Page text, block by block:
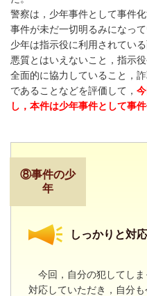
警察は，少年事件として事件
事件が未だ一切明るみになっ
少年は指示役に利用されてい
悪質とはいえないこと，指示
全面的に協力していること，
であることなどを評価して，
し，本件は少年事件として事
⑧事件の少
年
しっかりと対
今回，自分の犯してしま
対応していただき，自分